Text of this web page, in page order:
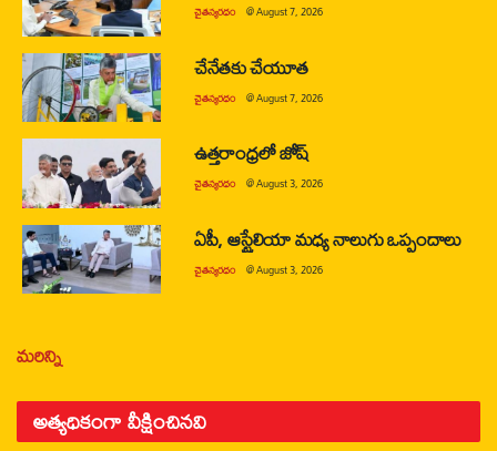
చైతన్యరధం @August 7, 2026
చేనేతకు చేయూత
చైతన్యరధం @August 7, 2026
ఉత్తరాంధ్రలో జోష్
చైతన్యరధం @August 3, 2026
ఏపీ, ఆస్ట్రేలియా మధ్య నాలుగు ఒప్పందాలు
చైతన్యరధం @August 3, 2026
మరిన్ని
అత్యధికంగా వీక్షించినవి